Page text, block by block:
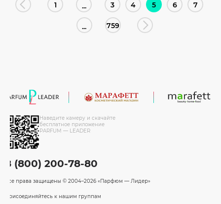
1 ... 3 4 5 6 7
... 759
Наведите камеру и скачайте
бесплатное приложение
PARFUM — LEADER
8 (800) 200-78-80
Все права защищены © 2004–2026 «Парфюм — Лидер»
Присоединяйтесь к нашим группам